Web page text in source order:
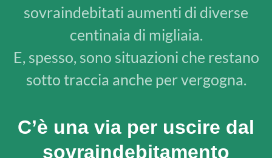
sovraindebitati aumenti di diverse
centinaia di migliaia.
E, spesso, sono situazioni che restano
sotto traccia anche per vergogna.
C’è una via per uscire dal
sovraindebitamento